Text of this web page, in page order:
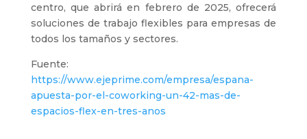
centro, que abrirá en febrero de 2025, ofrecerá
soluciones de trabajo flexibles para empresas de
todos los tamaños y sectores.
Fuente:
https://www.ejeprime.com/empresa/espana-
apuesta-por-el-coworking-un-42-mas-de-
espacios-flex-en-tres-anos